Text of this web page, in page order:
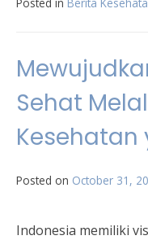
Sehat
Kesehatan
Posted on October 31,
Indonesia memiliki